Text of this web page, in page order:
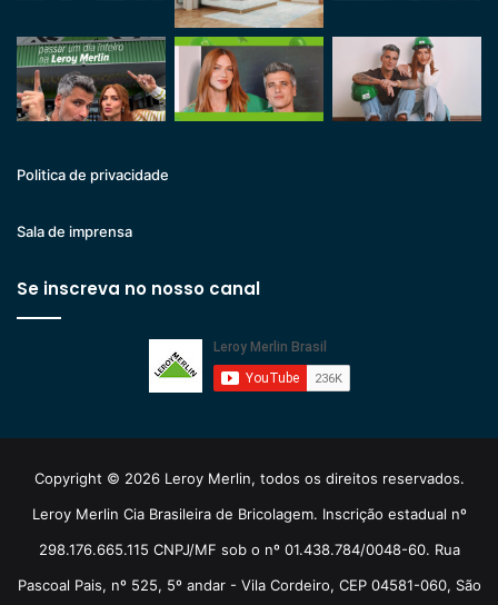
Politica de privacidade
Sala de imprensa
Se inscreva no nosso canal
Copyright © 2026 Leroy Merlin, todos os direitos reservados.
Leroy Merlin Cia Brasileira de Bricolagem. Inscrição estadual nº
298.176.665.115 CNPJ/MF sob o nº 01.438.784/0048-60. Rua
Pascoal Pais, nº 525, 5º andar - Vila Cordeiro, CEP 04581-060, São